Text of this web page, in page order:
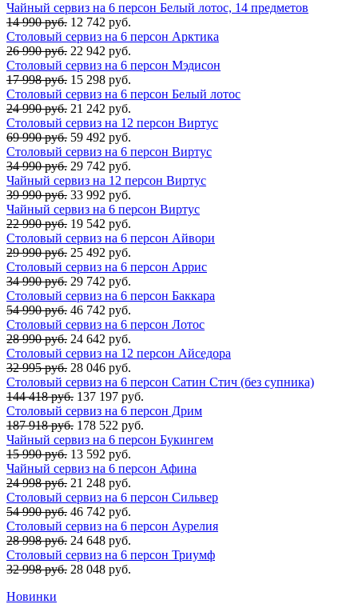
Чайный сервиз на 6 персон Белый лотос, 14 предметов
14 990 руб. 12 742 руб.
Столовый сервиз на 6 персон Арктика
26 990 руб. 22 942 руб.
Столовый сервиз на 6 персон Мэдисон
17 998 руб. 15 298 руб.
Столовый сервиз на 6 персон Белый лотос
24 990 руб. 21 242 руб.
Столовый сервиз на 12 персон Виртус
69 990 руб. 59 492 руб.
Столовый сервиз на 6 персон Виртус
34 990 руб. 29 742 руб.
Чайный сервиз на 12 персон Виртус
39 990 руб. 33 992 руб.
Чайный сервиз на 6 персон Виртус
22 990 руб. 19 542 руб.
Столовый сервиз на 6 персон Айвори
29 990 руб. 25 492 руб.
Столовый сервиз на 6 персон Аррис
34 990 руб. 29 742 руб.
Столовый сервиз на 6 персон Баккара
54 990 руб. 46 742 руб.
Столовый сервиз на 6 персон Лотос
28 990 руб. 24 642 руб.
Столовый сервиз на 12 персон Айседора
32 995 руб. 28 046 руб.
Столовый сервиз на 6 персон Сатин Стич (без супника)
144 418 руб. 137 197 руб.
Столовый сервиз на 6 персон Дрим
187 918 руб. 178 522 руб.
Чайный сервиз на 6 персон Букингем
15 990 руб. 13 592 руб.
Чайный сервиз на 6 персон Афина
24 998 руб. 21 248 руб.
Столовый сервиз на 6 персон Сильвер
54 990 руб. 46 742 руб.
Столовый сервиз на 6 персон Аурелия
28 998 руб. 24 648 руб.
Столовый сервиз на 6 персон Триумф
32 998 руб. 28 048 руб.
Новинки